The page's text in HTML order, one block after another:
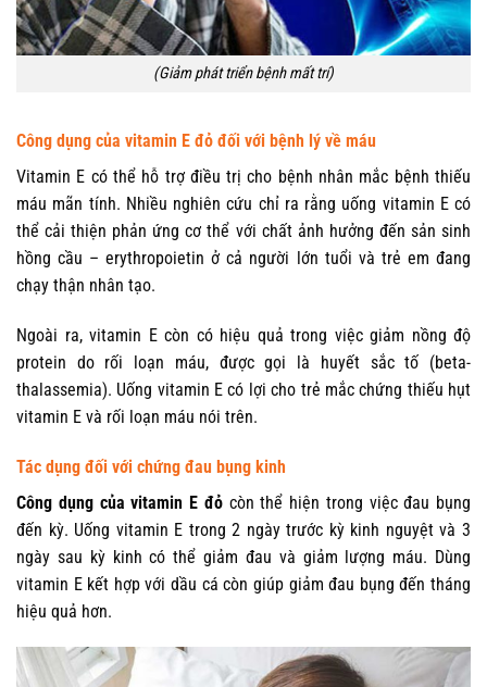
(Giảm phát triển bệnh mất trí)
Công dụng của vitamin E đỏ đối với bệnh lý về máu
Vitamin E có thể hỗ trợ điều trị cho bệnh nhân mắc bệnh thiếu
máu mãn tính. Nhiều nghiên cứu chỉ ra rằng uống vitamin E có
thể cải thiện phản ứng cơ thể với chất ảnh hưởng đến sản sinh
hồng cầu – erythropoietin ở cả người lớn tuổi và trẻ em đang
chạy thận nhân tạo.
Ngoài ra, vitamin E còn có hiệu quả trong việc giảm nồng độ
protein do rối loạn máu, được gọi là huyết sắc tố (beta-
thalassemia). Uống vitamin E có lợi cho trẻ mắc chứng thiếu hụt
vitamin E và rối loạn máu nói trên.
Tác dụng đối với chứng đau bụng kinh
Công dụng của vitamin E đỏcòn thể hiện trong việc đau bụng
đến kỳ. Uống vitamin E trong 2 ngày trước kỳ kinh nguyệt và 3
ngày sau kỳ kinh có thể giảm đau và giảm lượng máu. Dùng
vitamin E kết hợp với dầu cá còn giúp giảm đau bụng đến tháng
hiệu quả hơn.